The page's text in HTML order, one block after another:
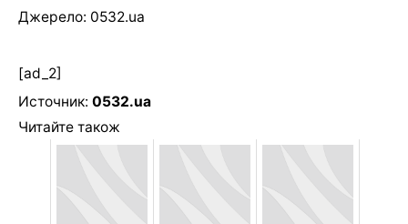
Джерело: 0532.ua
[ad_2]
Источник: 0532.ua
Читайте також